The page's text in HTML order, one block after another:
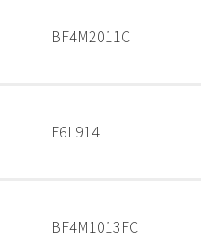
BF4M2011C
F6L914
BF4M1013FC